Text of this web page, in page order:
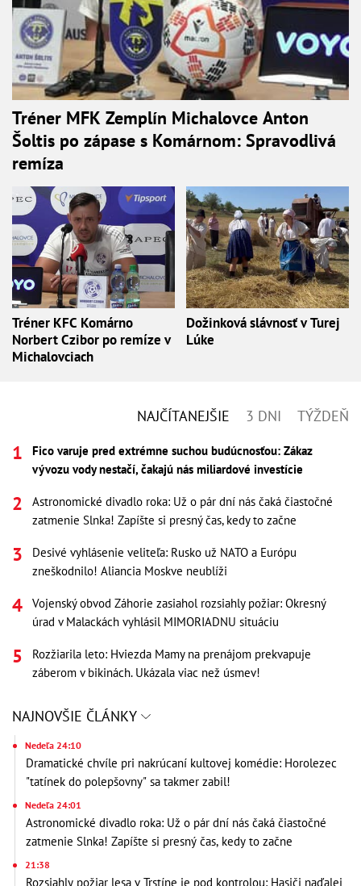
Tréner MFK Zemplín Michalovce Anton
Šoltis po zápase s Komárnom: Spravodlivá
remíza
Tréner KFC Komárno
Norbert Czibor po remíze v
Michalovciach
Dožinková slávnosť v Turej
Lúke
NAJČÍTANEJŠIE 3 DNI TÝŽDEŇ
Fico varuje pred extrémne suchou budúcnosťou: Zákaz
vývozu vody nestačí, čakajú nás miliardové investície
Astronomické divadlo roka: Už o pár dní nás čaká čiastočné
zatmenie Slnka! Zapíšte si presný čas, kedy to začne
Desivé vyhlásenie veliteľa: Rusko už NATO a Európu
zneškodnilo! Aliancia Moskve neublíži
Vojenský obvod Záhorie zasiahol rozsiahly požiar: Okresný
úrad v Malackách vyhlásil MIMORIADNU situáciu
Rozžiarila leto: Hviezda Mamy na prenájom prekvapuje
záberom v bikinách. Ukázala viac než úsmev!
NAJNOVŠIE ČLÁNKY
Nedeľa 24:10
Dramatické chvíle pri nakrúcaní kultovej komédie: Horolezec
"tatínek do polepšovny" sa takmer zabil!
Nedeľa 24:01
Astronomické divadlo roka: Už o pár dní nás čaká čiastočné
zatmenie Slnka! Zapíšte si presný čas, kedy to začne
21:38
Rozsiahly požiar lesa v Trstíne je pod kontrolou: Hasiči naďalej